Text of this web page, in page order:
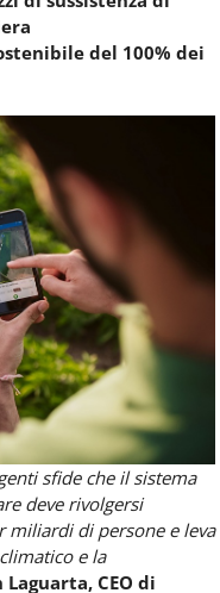
del 100% dei
sfide che il sistema
deve rivolgersi
di persone e leva
e la
Laguarta, CEO di